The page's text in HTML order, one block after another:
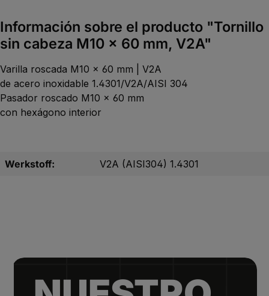
Información sobre el producto "Tornillo
sin cabeza M10 x 60 mm, V2A"
Varilla roscada M10 x 60 mm | V2A
de acero inoxidable 1.4301/V2A/AISI 304
Pasador roscado M10 x 60 mm
con hexágono interior
Werkstoff: V2A (AISI304) 1.4301